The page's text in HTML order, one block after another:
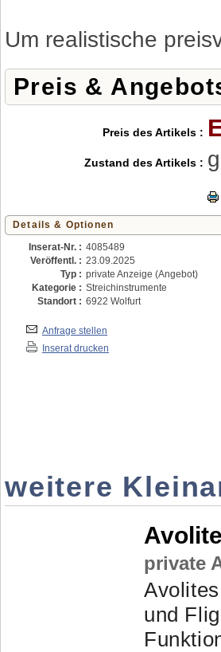
Um realistische
Preis &
Preis des Artikels :
Zustand des Artikels :
Details & Optionen
Inserat-Nr. : 4085489
Veröffentl. : 23.09.2025
Typ : private Anzeige (Angebot)
Kategorie : Streichinstrumente
Standort : 6922 Wolfurt
Anfrage stellen
Inserat drucken
weitere
private
und